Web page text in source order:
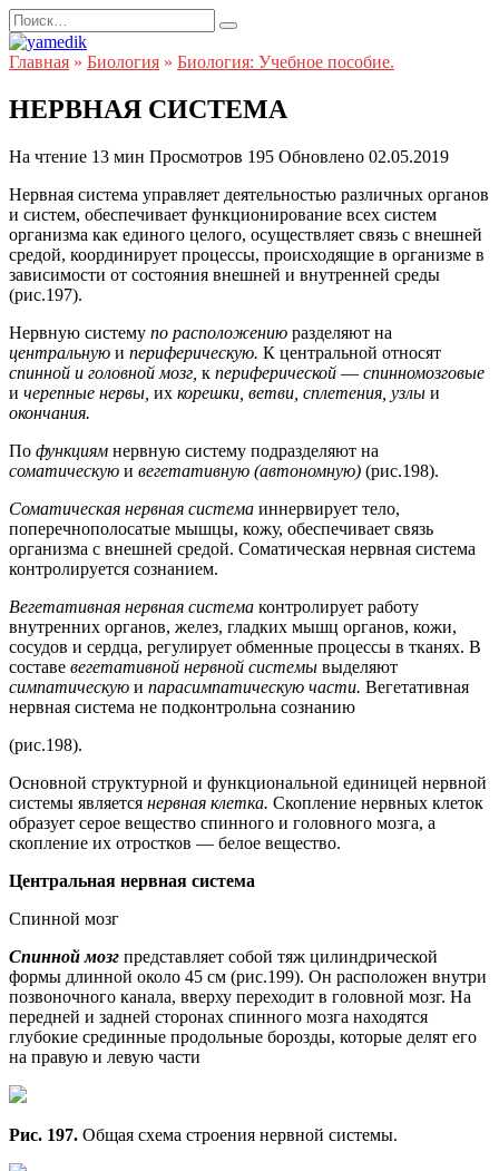
Перейти
к
содержанию
Search
for:
Главная » Биология » Биология: Учебное пособие.
НЕРВНАЯ СИСТЕМА
На чтение 13 мин Просмотров 195 Обновлено 02.05.2019
Нервная система управляет деятельностью различных органов
и систем, обеспечивает функционирование всех систем
организма как единого целого, осуществляет связь с внешней
средой, координирует процессы, происходящие в организме в
зависимости от состояния внешней и внутренней среды
(рис.197).
Нервную систему по расположению разделяют на
центральную и периферическую. К центральной относят
спинной и головной мозг, к периферической — спинномозговые
и черепные нервы, их корешки, ветви, сплетения, узлы и
окончания.
По функциям нервную систему подразделяют на
соматическую и вегетативную (автономную) (рис.198).
Соматическая нервная система иннервирует тело,
поперечнополосатые мышцы, кожу, обеспечивает связь
организма с внешней средой. Соматическая нервная система
контролируется сознанием.
Вегетативная нервная система контролирует работу
внутренних органов, желез, гладких мышц органов, кожи,
сосудов и сердца, регулирует обменные процессы в тканях. В
составе вегетативной нервной системы выделяют
симпатическую и парасимпатическую части. Вегетативная
нервная система не подконтрольна сознанию
(рис.198).
Основной структурной и функциональной единицей нервной
системы является нервная клетка. Скопление нервных клеток
образует серое вещество спинного и головного мозга, а
скопление их отростков — белое вещество.
Центральная нервная система
Спинной мозг
Спинной мозг представляет собой тяж цилиндрической
формы длинной около 45 см (рис.199). Он расположен внутри
позвоночного канала, вверху переходит в головной мозг. На
передней и задней сторонах спинного мозга находятся
глубокие срединные продольные борозды, которые делят его
на правую и левую части
Рис. 197. Общая схема строения нервной системы.